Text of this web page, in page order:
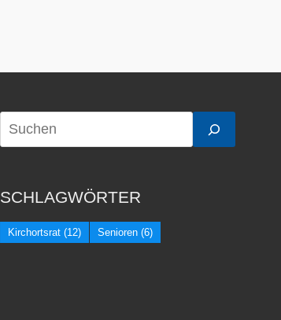
SCHLAGWÖRTER
Kirchortsrat(12) Senioren(6)